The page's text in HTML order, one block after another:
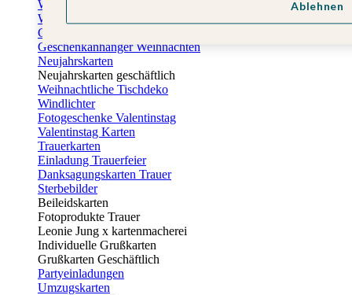
Weihnachtskarten geschäftlich
Weihnachtsfeier Einladungen
Geschenkaufkleber Weihnachten
Geschenkanhänger Weihnachten
Neujahrskarten
Neujahrskarten geschäftlich
Weihnachtliche Tischdeko
Windlichter
Fotogeschenke Valentinstag
Valentinstag Karten
Trauerkarten
Einladung Trauerfeier
Danksagungskarten Trauer
Sterbebilder
Beileidskarten
Fotoprodukte Trauer
Leonie Jung x kartenmacherei
Individuelle Grußkarten
Grußkarten Geschäftlich
Partyeinladungen
Umzugskarten
Ablehnen